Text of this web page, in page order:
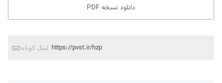
دانلود نسخه PDF
لینک کوتاه https://pvst.ir/hzp